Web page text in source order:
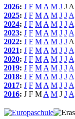
2026: J F M A M J J A
2025: J F M A M J J A
2024: J F M A M J J A
2023: J F M A M J J A
2022: J F M A M J J A
2021: J F M A M J J A
2020: J F M A M J J A
2019: J F M A M J J A
2018: J F M A M J J A
2017: J F M A M J J A
2016: J F M A M J J A